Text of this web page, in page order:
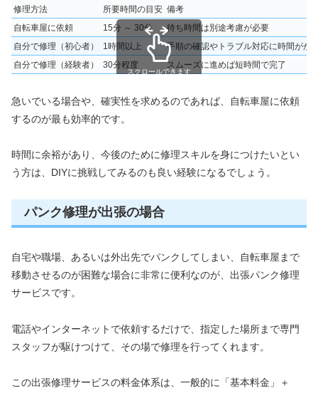
修理方法 所要時間の目安 備考
自転車屋に依頼
15分 ～ 30分
待ち時間は別途考慮が必要
自分で修理（初心者）
1時間以上
手順の確認やトラブル対応に時間がか
自分で修理（経験者）
30分程度 スムーズに進めば短時間で完了
スクロールできます
急いでいる場合や、確実性を求めるのであれば、自転車屋に依頼
するのが最も効率的です。
時間に余裕があり、今後のために修理スキルを身につけたいとい
う方は、DIYに挑戦してみるのも良い経験になるでしょう。
パンク修理が出張の場合
自宅や職場、あるいは外出先でパンクしてしまい、自転車屋まで
移動させるのが困難な場合に非常に便利なのが、出張パンク修理
サービスです。
電話やインターネットで依頼するだけで、指定した場所まで専門
スタッフが駆けつけて、その場で修理を行ってくれます。
この出張修理サービスの料金体系は、一般的に「基本料金」＋